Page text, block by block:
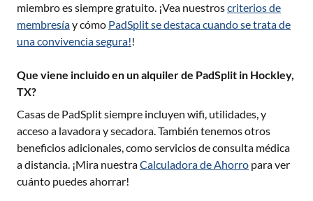
miembro es siempre gratuito. ¡Vea nuestroscriterios de
membresíay cómo PadSplit se destaca cuando se trata de
una convivencia segura!!
Que viene incluido en un alquiler de PadSplit in Hockley,
TX?
Casas de PadSplit siempre incluyen wifi, utilidades, y
acceso a lavadora y secadora. También tenemos otros
beneficios adicionales, como servicios de consulta médica
a distancia. ¡Mira nuestraCalculadora de Ahorro para ver
cuánto puedes ahorrar!